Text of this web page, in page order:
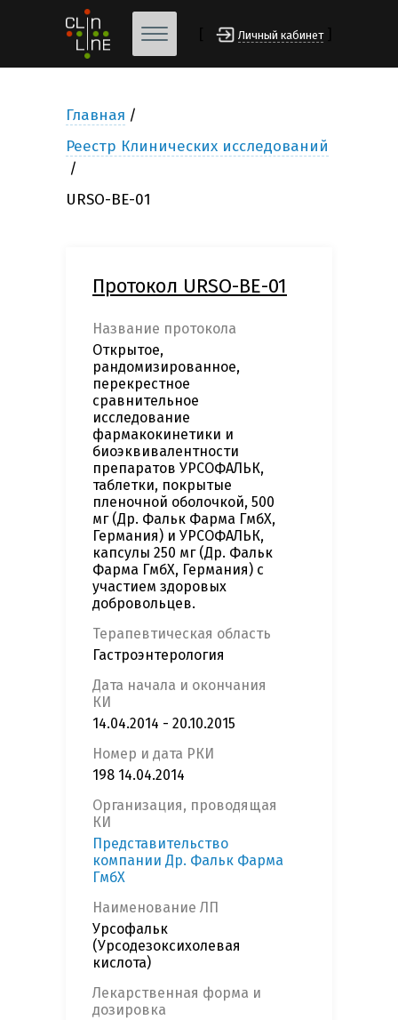
Личный кабинет
Главная
Реестр Клинических исследований
URSO-BE-01
Протокол URSO-BE-01
Название протокола
Открытое,
рандомизированное,
перекрестное
сравнительное
исследование
фармакокинетики и
биоэквивалентности
препаратов УРСОФАЛЬК,
таблетки, покрытые
пленочной оболочкой, 500
мг (Др. Фальк Фарма ГмбХ,
Германия) и УРСОФАЛЬК,
капсулы 250 мг (Др. Фальк
Фарма ГмбХ, Германия) с
участием здоровых
добровольцев.
Терапевтическая область
Гастроэнтерология
Дата начала и окончания
КИ
14.04.2014 - 20.10.2015
Номер и дата РКИ
198 14.04.2014
Организация, проводящая
КИ
Представительство
компании Др. Фальк Фарма
ГмбХ
Наименование ЛП
Урсофальк
(Урсодезоксихолевая
кислота)
Лекарственная форма и
дозировка